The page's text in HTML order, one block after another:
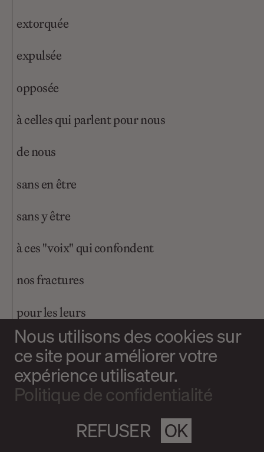
extorquée
expulsée
opposée
à celles qui parlent pour nous
de nous
sans en être
sans y être
à ces "voix" qui confondent
nos fractures
pour les leurs
n’étant que foulées frôlées phony fêlées
life vs paper
scarification documentée
Nous utilisons des cookies sur
ce site pour améliorer votre
expérience utilisateur.
Politique de confidentialité
OK
REFUSER